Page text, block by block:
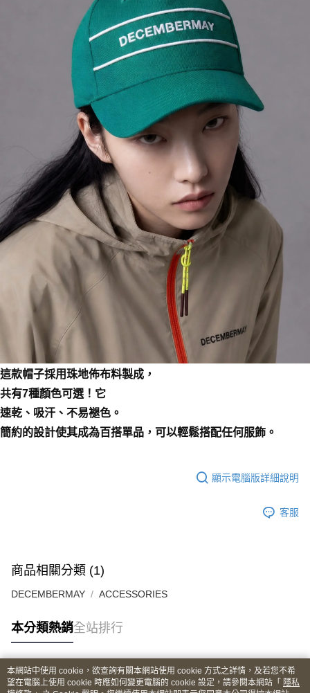
這款帽子採用珠地佈布料製成，
共有7種顏色可選！它
速乾、吸汗、不易褪色。
簡約的設計使其成為百搭單品，可以輕鬆搭配任何服飾。
顯示電腦版詳細說明
客服
商品相關分類 (1)
DECEMBERMAY ACCESSORIES
本分類熱銷全站排行
熱門標籤
本網站中使用 cookie，欲查詢有關本網站使用 cookie 方式之詳情，及若您不希
望在電腦上使用 cookie 時應如何變更電腦的 cookie 設定，請參閱本網站「 隱私